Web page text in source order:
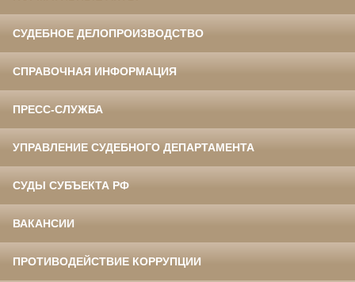
СУДЕБНОЕ ДЕЛОПРОИЗВОДСТВО
СПРАВОЧНАЯ ИНФОРМАЦИЯ
ПРЕСС-СЛУЖБА
УПРАВЛЕНИЕ СУДЕБНОГО ДЕПАРТАМЕНТА
СУДЫ СУБЪЕКТА РФ
ВАКАНСИИ
ПРОТИВОДЕЙСТВИЕ КОРРУПЦИИ